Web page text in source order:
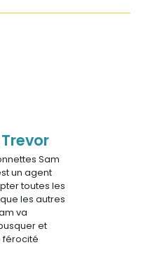
Sam
un agent
toutes les
les autres
va
et
férocité